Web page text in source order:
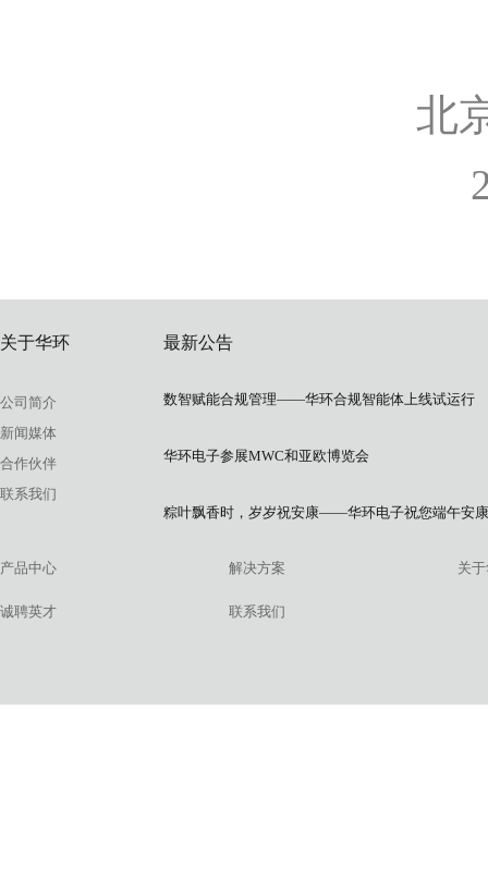
北
关于华环
公司简介
新闻媒体
合作伙伴
联系我们
最新公告
数智赋能合规管理——华环合规智能体上线试运行
华环电子参展MWC和亚欧博览会
粽叶飘香时，岁岁祝安康——华环电子祝您端午安康
产品中心 解决方案 关
诚聘英才 联系我们